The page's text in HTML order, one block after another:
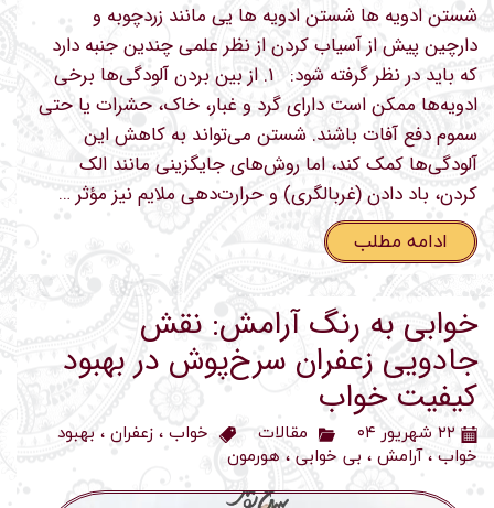
شستن ادویه ها شستن ادویه ها یی مانند زردچوبه و
دارچین پیش از آسیاب کردن از نظر علمی چندین جنبه دارد
که باید در نظر گرفته شود: ۱. از بین بردن آلودگی‌ها برخی
ادویه‌ها ممکن است دارای گرد و غبار، خاک، حشرات یا حتی
سموم دفع آفات باشند. شستن می‌تواند به کاهش این
آلودگی‌ها کمک کند، اما روش‌های جایگزینی مانند الک
کردن، باد دادن (غربالگری) و حرارت‌دهی ملایم نیز مؤثر …
ادامه مطلب
خوابی به رنگ آرامش: نقش
جادویی زعفران سرخ‌پوش در بهبود
کیفیت خواب
۲۲ شهریور ۰۴ مقالات خواب ، زعفران ، بهبود
خواب ،آرامش ، بی خوابی ، هورمون